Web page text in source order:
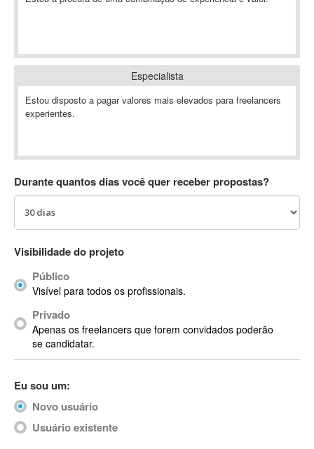
ABBYY FineReader
Ableton
Ableton Push
Abstract
AC3
ACID Pro
ACPI
Acrobat
Acrobat X
Acronis
ACT
Actimize
ActionScript
ActionScript 3
Especialista
Estou disposto a pagar valores mais elevados para freelancers
experientes.
Durante quantos dias você quer receber propostas?
Visibilidade do projeto
Público
Visível para todos os profissionais.
Privado
Apenas os freelancers que forem convidados poderão
se candidatar.
Eu sou um:
Novo usuário
Usuário existente